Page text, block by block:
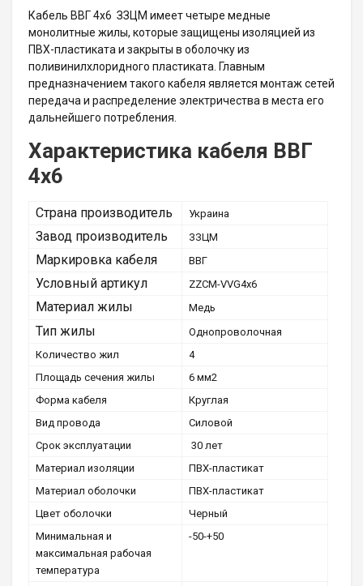
Кабель ВВГ 4х6 ЗЗЦМ имеет четыре медные
монолитные жилы, которые защищены изоляцией из
ПВХ-пластиката и закрыты в оболочку из
поливинилхлоридного пластиката. Главным
предназначением такого кабеля является монтаж сетей
передача и распределение электричества в места его
дальнейшего потребления.
Характеристика кабеля ВВГ
4х6
Страна производитель Украина
Завод производитель ЗЗЦМ
Маркировка кабеля ВВГ
Условный артикул ZZCM-VVG4х6
Материал жилы Медь
Тип жилы
Однопроволочная
Количество жил
4
Площадь сечения жилы
6 мм2
Форма кабеля
Круглая
Вид провода
Силовой
Срок эксплуатации
30 лет
Материал изоляции
ПВХ-пластикат
Материал оболочки
ПВХ-пластикат
Цвет оболочки
Черный
Минимальная и
максимальная рабочая
температура
-50-+50